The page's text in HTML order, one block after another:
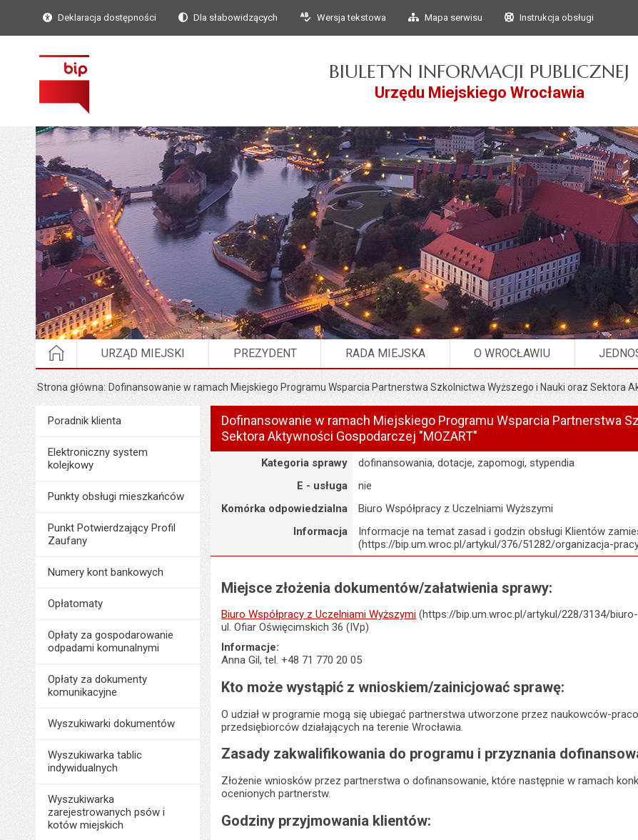
Przejdź do głównego
Przejdź do treści
Deklaracja dostępności Dla słabowidzących Wersja tekstowa Mapa serwisu Instrukcja obsługi
BIULETYN INFORMACJI PUBLICZNEJ
Urzędu Miejskiego Wrocławia
STRONA GŁÓWNA
URZĄD MIEJSKI PREZYDENT RADA MIEJSKA O WROCŁAWIU
Strona główna Dofinansowanie w ramach Miejskiego Programu Wsparcia Partnerstwa Szkolnictwa Wyższego i Nauki oraz Sektora
MenuPoradnik Klienta
Poradnik klienta
Elektroniczny system
kolejkowy
Punkty obsługi mieszkańców
Punkt Potwierdzający Profil
Zaufany
Numery kont bankowych
Opłatomaty
Opłaty za gospodarowanie
odpadami komunalnymi
Opłaty za dokumenty
komunikacyjne
Wyszukiwarki dokumentów
Wyszukiwarka tablic
indywidualnych
Wyszukiwarka
zarejestrowanych psów i
kotów miejskich
Dofinansowanie w ramach Miejskiego Programu Wsparcia Partnerstwa
Sektora Aktywności Gospodarczej "MOZART"
Kategoria sprawy
dofinansowania, dotacje, zapomogi, stypendia
E - usługa
nie
Komórka odpowiedzialna
Biuro Współpracy z Uczelniami Wyższymi
Informacja
Informacje na temat zasad i godzin obsługi Klientów
(https://bip.um.wroc.pl/artykul/376/51282/organizacja-
Miejsce złożenia dokumentów/załatwienia sprawy:
Biuro Współpracy z Uczelniami Wyższymi (https://bip.um.wroc.pl/artykul/228/3134/
ul. Ofiar Oświęcimskich 36 (IVp)
Informacje:
Anna Gil, tel. +48 71 770 20 05
Kto może wystąpić z wnioskiem/zainicjować sprawę:
O udział w programie mogą się ubiegać partnerstwa utworzone przez naukowców-
przedsiębiorców działających na terenie Wrocławia.
Zasady zakwalifikowania do programu i przyznania
Złożenie wniosków przez partnerstwa o dofinansowanie, które następnie w ramach
ocenionych partnerstw.
Godziny przyjmowania klientów: